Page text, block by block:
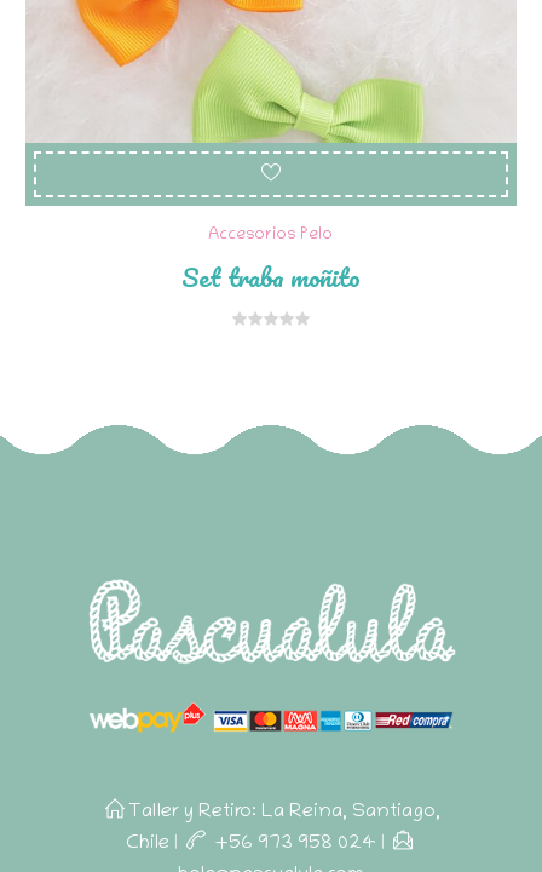
Accesorios Pelo
Set traba moñito
Taller y Retiro: La Reina, Santiago,
Chile | +56 973 958 024 |